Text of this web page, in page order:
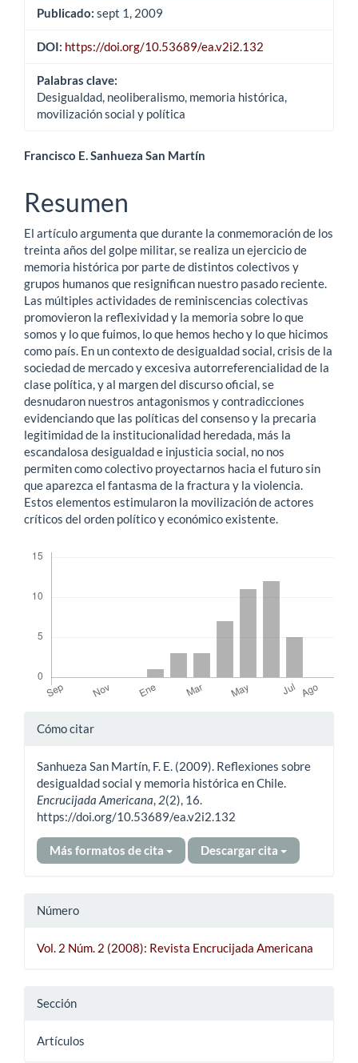
Publicado: sept 1, 2009
DOI: https://doi.org/10.53689/ea.v2i2.132
Palabras clave:
Desigualdad, neoliberalismo, memoria histórica,
movilización social y política
Contenido
principal
del
artículo
Francisco E. Sanhueza San Martín
Resumen
El artículo argumenta que durante la conmemoración de los
treinta años del golpe militar, se realiza un ejercicio de
memoria histórica por parte de distintos colectivos y
grupos humanos que resignifican nuestro pasado reciente.
Las múltiples actividades de reminiscencias colectivas
promovieron la reflexividad y la memoria sobre lo que
somos y lo que fuimos, lo que hemos hecho y lo que hicimos
como país. En un contexto de desigualdad social, crisis de la
sociedad de mercado y excesiva autorreferencialidad de la
clase política, y al margen del discurso oficial, se
desnudaron nuestros antagonismos y contradicciones
evidenciando que las políticas del consenso y la precaria
legitimidad de la institucionalidad heredada, más la
escandalosa desigualdad e injusticia social, no nos
permiten como colectivo proyectarnos hacia el futuro sin
que aparezca el fantasma de la fractura y la violencia.
Estos elementos estimularon la movilización de actores
críticos del orden político y económico existente.
Detalles
artículo
Cómo citar
Sanhueza San Martín, F. E. (2009). Reflexiones sobre
desigualdad social y memoria histórica en Chile.
Encrucijada Americana, 2(2), 16.
https://doi.org/10.53689/ea.v2i2.132
Más formatos de cita Descargar cita
Número
Vol. 2 Núm. 2 (2008): Revista Encrucijada Americana
Sección
Artículos